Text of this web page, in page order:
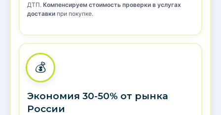
ДТП. Компенсируем стоимость проверки в услугах
доставки при покупке.
💰
Экономия 30-50% от рынка
России